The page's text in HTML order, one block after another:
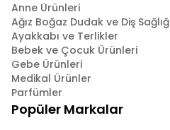
Anne Ürünleri
Ağız Boğaz Dudak ve Diş
Ayakkabı ve Terlikler
Bebek ve Çocuk Ürünleri
Gebe Ürünleri
Medikal Ürünler
Parfümler
Popüler Markalar